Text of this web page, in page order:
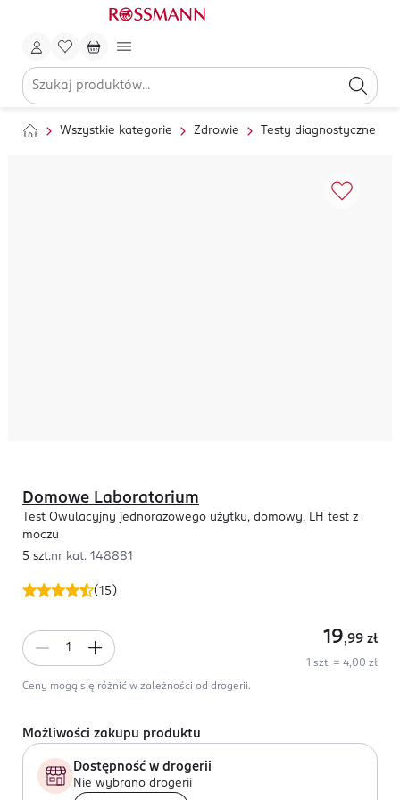
Wszystkie kategorie Zdrowie Testy diagnostyczne
(15 )
Domowe Laboratorium
Test Owulacyjny jednorazowego użytku, domowy, LH test z
moczu
5 szt.nr kat. 148881
19,99 zł
1 szt. = 4,00 zł
Ceny mogą się różnić w zależności od drogerii.
Możliwości zakupu produktu
Dostępność w drogerii
Nie wybrano drogerii